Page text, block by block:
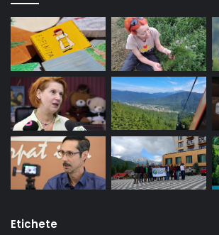
Etichete